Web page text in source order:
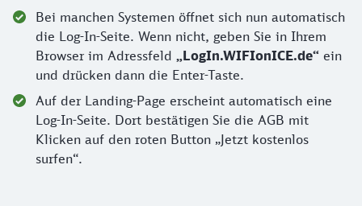
Bei manchen Systemen öffnet sich nun automatisch
die Log-In-Seite. Wenn nicht, geben Sie in Ihrem
Browser im Adressfeld „LogIn.WIFIonICE.de“ ein
und drücken dann die Enter-Taste.
Auf der Landing-Page erscheint automatisch eine
Log-In-Seite. Dort bestätigen Sie die AGB mit
Klicken auf den roten Button „Jetzt kostenlos
surfen“.